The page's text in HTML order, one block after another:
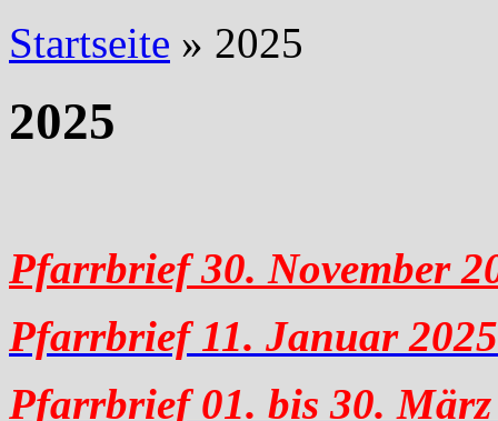
Startseite » 2025
2025
Pfarrbrief 30. November
Pfarrbrief 11. Januar
Pfarrbrief 01. bis 30.